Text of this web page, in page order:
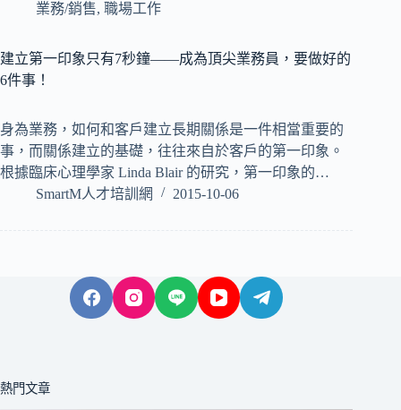
業務/銷售, 職場工作
建立第一印象只有7秒鐘——成為頂尖業務員，要做好的
6件事！
身為業務，如何和客戶建立長期關係是一件相當重要的
事，而關係建立的基礎，往往來自於客戶的第一印象。
根據臨床心理學家 Linda Blair 的研究，第一印象的…
SmartM人才培訓網
2015-10-06
熱門文章